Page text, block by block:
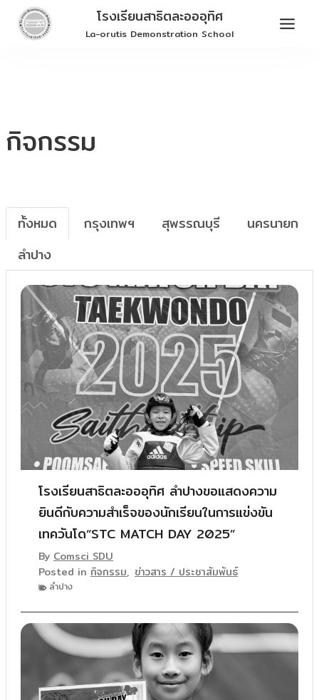
Skip
โรงเรียนสาธิตละอออุทิศ
La-orutis Demonstration School
กิจกรรม
ทั้งหมด กรุงเทพฯ สุพรรณบุรี
นครนายก
ลำปาง
โรงเรียนสาธิตละอออุทิศ ลำปางขอแสดงความ
ยินดีกับความสำเร็จของนักเรียนในการแข่งขัน
เทควันโด“STC MATCH DAY 2025”
By Comsci SDU
Posted in กิจกรรม, ข่าวสาร / ประชาสัมพันธ์
ลำปาง